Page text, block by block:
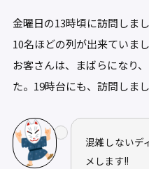
金曜日の13時頃に訪問しま
10名ほどの列が出来ていま
お客さんは、まばらになり
た。19時台にも、訪問しま
混雑しないデ
メします!!